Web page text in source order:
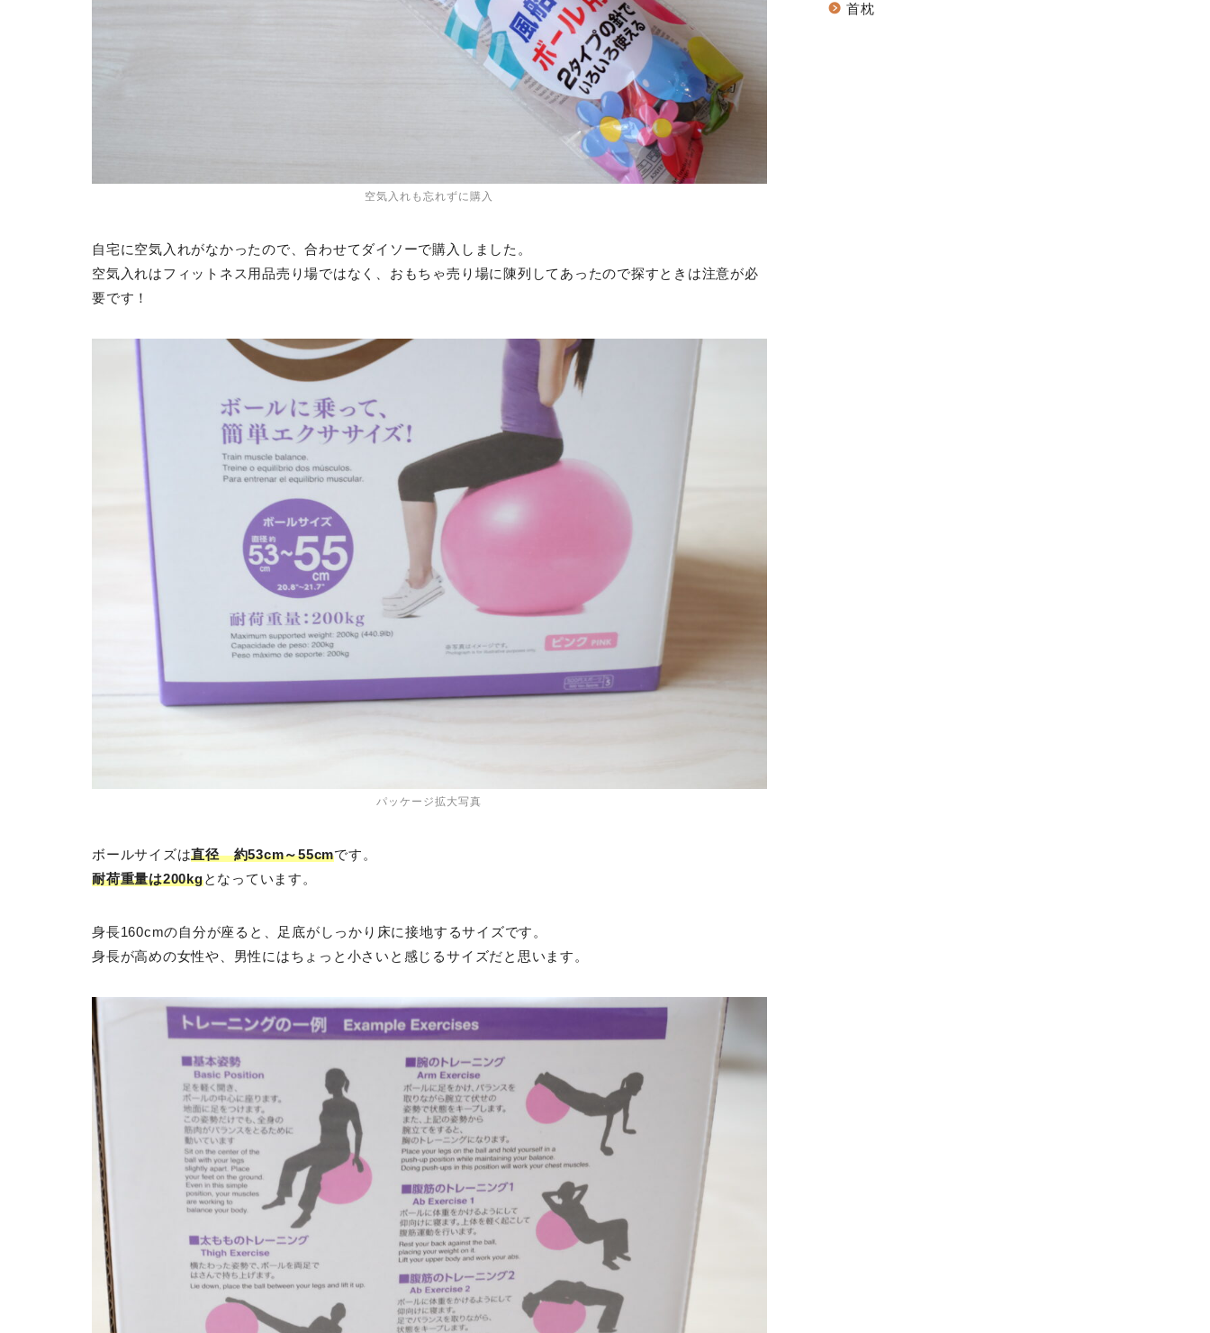
空気入れも忘れずに購入
自宅に空気入れがなかったので、合わせてダイソーで購入しました。
空気入れはフィットネス用品売り場ではなく、おもちゃ売り場に陳列してあったので探すときは注意が必
要です！
パッケージ拡大写真
ボールサイズは直径 約53cm～55cmです。
耐荷重量は200kgとなっています。
身長160cmの自分が座ると、足底がしっかり床に接地するサイズです。
身長が高めの女性や、男性にはちょっと小さいと感じるサイズだと思います。
首枕